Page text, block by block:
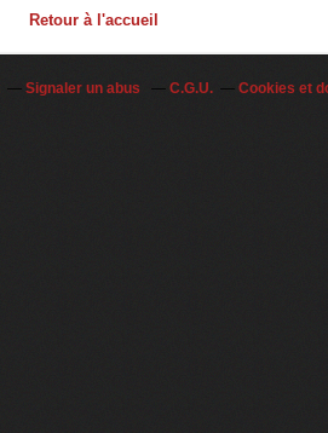
Retour à l'accueil
Signaler un abus C.G.U. Cookies et